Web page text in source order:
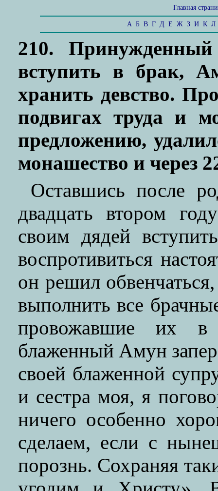
Главная
А Б В Г Д Е Ж З И К Л
210.
вступить в брак,
хранить девство.
подвигах труда и
предложению,
монашество и через
Оставшись после
двадцать втором
своим дядей
воспротивиться
он решил
выполнить все
провожавшие их
блаженный Амун запер
своей блаженной
и сестра моя, я
ничего особенно
сделаем, если с
порознь. Сохраняя